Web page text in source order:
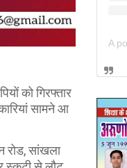
को गिरफ्तार
सामने आ
रोड, सांखला